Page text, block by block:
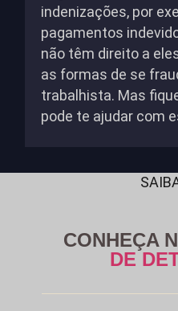
indenizações, por
pagamentos
não têm direito a
as formas de se
trabalhista. Mas
pode te ajudar com
CONHEÇA
DE